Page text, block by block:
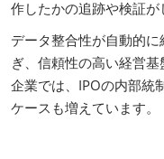
作したかの追跡や検証が
データ整合性が自動的
ぎ、信頼性の高い経営
企業では、IPOの内部統
ケースも増えています。